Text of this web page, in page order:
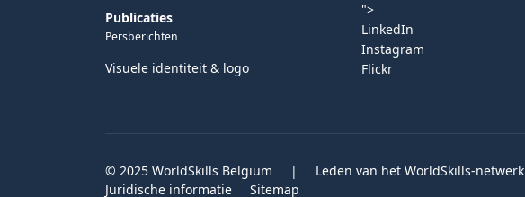
Publicaties
Persberichten
Visuele identiteit & logo
">
LinkedIn
Instagram
Flickr
© 2025 WorldSkills Belgium | Leden van het WorldSkills-netwerk
Juridische informatie
Sitemap